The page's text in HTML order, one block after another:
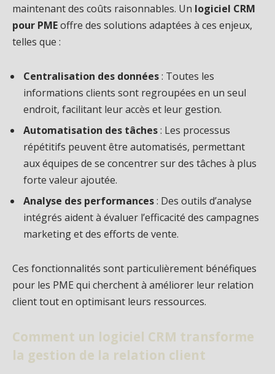
maintenant des coûts raisonnables. Un logiciel CRM
pour PMEoffre des solutions adaptées à ces enjeux,
telles que :
Centralisation des données: Toutes les
informations clients sont regroupées en un seul
endroit, facilitant leur accès et leur gestion.
Automatisation des tâches: Les processus
répétitifs peuvent être automatisés, permettant
aux équipes de se concentrer sur des tâches à plus
forte valeur ajoutée.
Analyse des performances: Des outils d’analyse
intégrés aident à évaluer l’efficacité des campagnes
marketing et des efforts de vente.
Ces fonctionnalités sont particulièrement bénéfiques
pour les PME qui cherchent à améliorer leur relation
client tout en optimisant leurs ressources.
Comment un logiciel CRM transforme
la gestion de la relation client